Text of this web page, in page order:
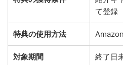
て登録
特典の使用方法
対象期間 終了日